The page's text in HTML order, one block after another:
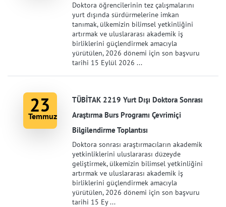
Doktora öğrencilerinin tez çalışmalarını
yurt dışında sürdürmelerine imkan
tanımak, ülkemizin bilimsel yetkinliğini
artırmak ve uluslararası akademik iş
birliklerini güçlendirmek amacıyla
yürütülen, 2026 dönemi için son başvuru
tarihi 15 Eylül 2026 ...
23
Temmuz
TÜBİTAK 2219 Yurt Dışı Doktora Sonrası
Araştırma Burs Programı Çevrimiçi
Bilgilendirme Toplantısı
Doktora sonrası araştırmacıların akademik
yetkinliklerini uluslararası düzeyde
geliştirmek, ülkemizin bilimsel yetkinliğini
artırmak ve uluslararası akademik iş
birliklerini güçlendirmek amacıyla
yürütülen, 2026 dönemi için son başvuru
tarihi 15 Ey ...